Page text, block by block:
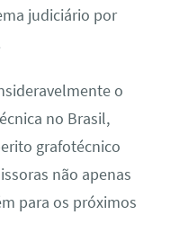
judiciário por
o
no Brasil,
grafotécnico
não apenas
para os próximos